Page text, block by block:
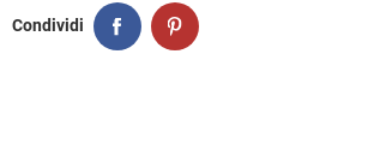
Condividi